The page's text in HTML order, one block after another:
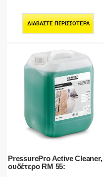
ΔΙΑΒΆΣΤΕ ΠΕΡΙΣΣΌΤΕΡΑ
PressurePro Active Cleaner,
ουδέτερο RM 55: